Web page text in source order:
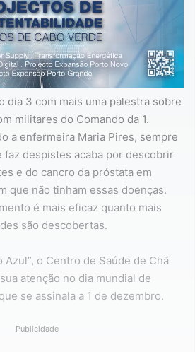
dia 3 com mais uma palestra sobre
militares do Comando da 1.
a enfermeira Maria Pires, sempre
faz despistes acaba por descobrir
e do cancro da próstata em
que não tinham essas doenças.
é mais eficaz quanto mais
são descobertas.
Azul”, o Centro de Saúde de Chã
atenção no dia mundial de
se assinala a 1 de dezembro.
Publicidade